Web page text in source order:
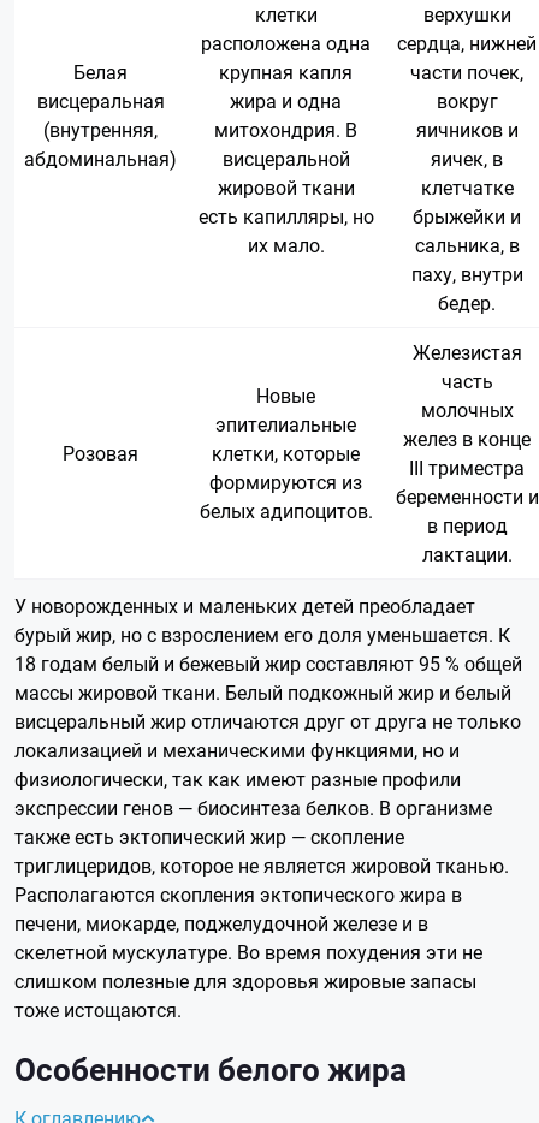
Белая
висцеральная
(внутренняя,
абдоминальная)
клетки
расположена одна
крупная капля
жира и одна
митохондрия. В
висцеральной
жировой ткани
есть капилляры, но
их мало.
верхушки
сердца, нижней
части почек,
вокруг
яичников и
яичек, в
клетчатке
брыжейки и
сальника, в
паху, внутри
бедер.
Розовая
Новые
эпителиальные
клетки, которые
формируются из
белых адипоцитов.
Железистая
часть
молочных
желез в конце
III триместра
беременности и
в период
лактации.
У новорожденных и маленьких детей преобладает
бурый жир, но с взрослением его доля уменьшается. К
18 годам белый и бежевый жир составляют 95 % общей
массы жировой ткани. Белый подкожный жир и белый
висцеральный жир отличаются друг от друга не только
локализацией и механическими функциями, но и
физиологически, так как имеют разные профили
экспрессии генов — биосинтеза белков. В организме
также есть эктопический жир — скопление
триглицеридов, которое не является жировой тканью.
Располагаются скопления эктопического жира в
печени, миокарде, поджелудочной железе и в
скелетной мускулатуре. Во время похудения эти не
слишком полезные для здоровья жировые запасы
тоже истощаются.
Особенности белого жира
К оглавлению